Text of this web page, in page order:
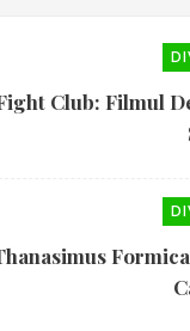
Club: Filmul